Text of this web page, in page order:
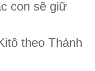
con sẽ giữ
theo Thánh